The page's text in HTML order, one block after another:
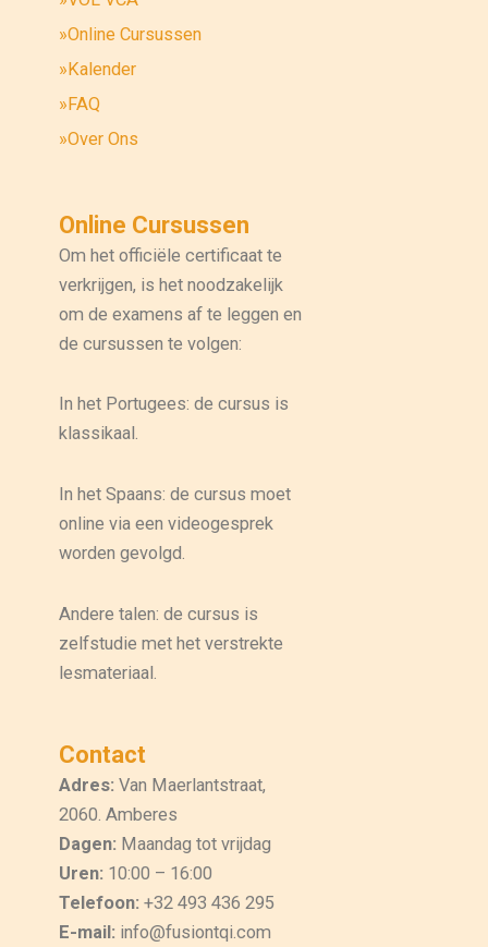
»Online Cursussen
»Kalender
»FAQ
»Over Ons
Online Cursussen
Om het officiële certificaat te
verkrijgen, is het noodzakelijk
om de examens af te leggen en
de cursussen te volgen:
In het Portugees: de cursus is
klassikaal.
In het Spaans: de cursus moet
online via een videogesprek
worden gevolgd.
Andere talen: de cursus is
zelfstudie met het verstrekte
lesmateriaal.
Contact
Adres: Van Maerlantstraat,
2060. Amberes
Dagen: Maandag tot vrijdag
Uren: 10:00 – 16:00
Telefoon: +32 493 436 295
E-mail: info@fusiontqi.com